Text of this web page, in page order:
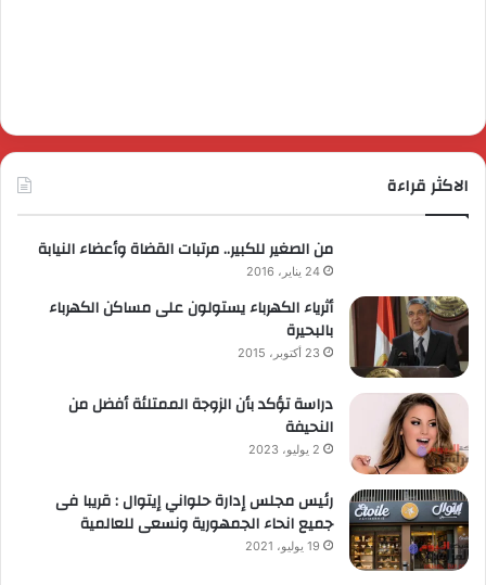
الاكثر قراءة
من الصغير للكبير.. مرتبات القضاة وأعضاء النيابة
24 يناير، 2016
أثرياء الكهرباء يستولون على مساكن الكهرباء
بالبحيرة
23 أكتوبر، 2015
دراسة تؤكد بأن الزوجة الممتلئة أفضل من
النحيفة
2 يوليو، 2023
رئيس مجلس إدارة حلواني إيتوال : قريبا فى
جميع انحاء الجمهورية ونسعى للعالمية
19 يوليو، 2021